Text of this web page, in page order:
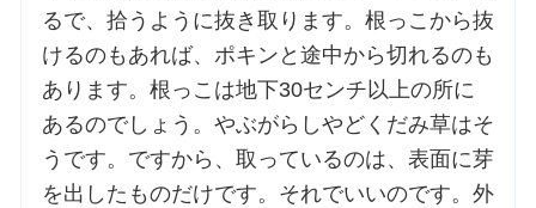
るで、拾うように抜き取ります。根っこから抜
けるのもあれば、ポキンと途中から切れるのも
あります。根っこは地下30センチ以上の所に
あるのでしょう。やぶがらしやどくだみ草はそ
うです。ですから、取っているのは、表面に芽
を出したものだけです。それでいいのです。外